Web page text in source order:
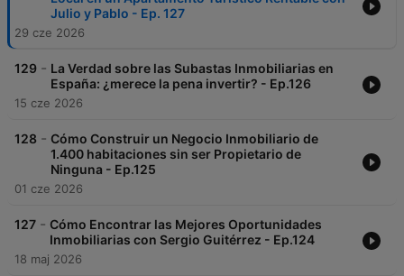
Julio y Pablo - Ep. 127
29 cze 2026
129 - La Verdad sobre las Subastas Inmobiliarias en
España: ¿merece la pena invertir? - Ep.126
15 cze 2026
128 - Cómo Construir un Negocio Inmobiliario de
1.400 habitaciones sin ser Propietario de
Ninguna - Ep.125
01 cze 2026
127 - Cómo Encontrar las Mejores Oportunidades
Inmobiliarias con Sergio Guitérrez - Ep.124
18 maj 2026